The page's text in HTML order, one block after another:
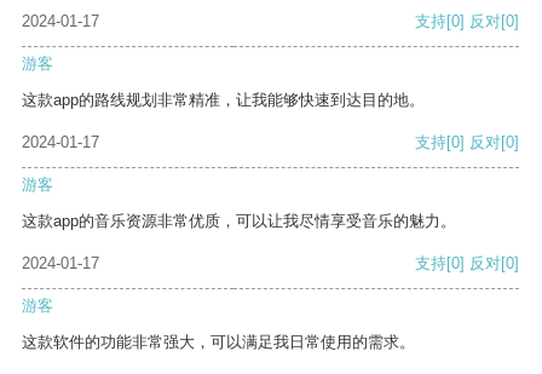
2024-01-17
支持[0] 反对[0]
游客
这款app的路线规划非常精准，让我能够快速到达目的地。
2024-01-17 支持[0] 反对[0]
游客
这款app的音乐资源非常优质，可以让我尽情享受音乐的魅力。
2024-01-17 支持[0] 反对[0]
游客
这款软件的功能非常强大，可以满足我日常使用的需求。